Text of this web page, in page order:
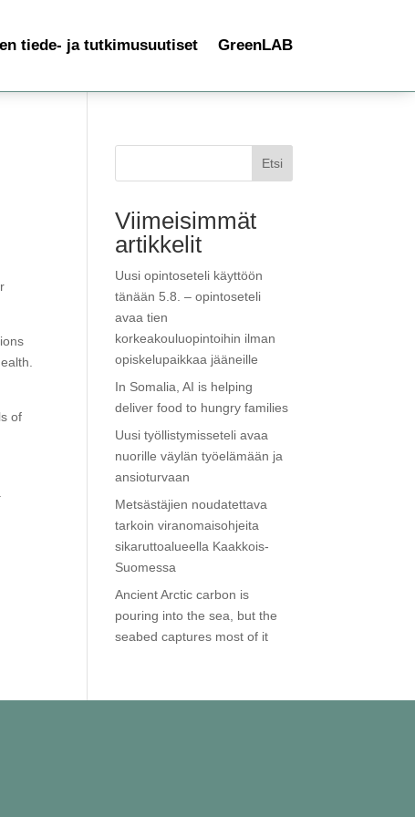
tiede- ja tutkimusuutiset GreenLAB
of
Etsi
Viimeisimmät
artikkelit
Uusi opintoseteli käyttöön
tänään 5.8. – opintoseteli
avaa tien
korkeakouluopintoihin ilman
opiskelupaikkaa jääneille
In Somalia, AI is helping
deliver food to hungry families
Uusi työllistymisseteli avaa
nuorille väylän työelämään ja
ansioturvaan
Metsästäjien noudatettava
tarkoin viranomaisohjeita
sikaruttoalueella Kaakkois-
Suomessa
Ancient Arctic carbon is
pouring into the sea, but the
seabed captures most of it